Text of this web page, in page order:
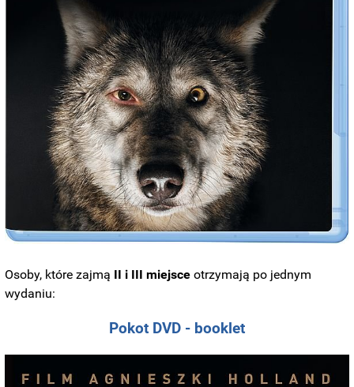
Osoby, które zajmą II i III miejsce otrzymają po jednym
wydaniu:
Pokot DVD - booklet